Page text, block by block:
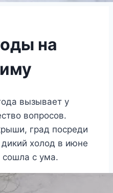
на
вызывает у
вопросов.
град посреди
холод в июне
с ума.